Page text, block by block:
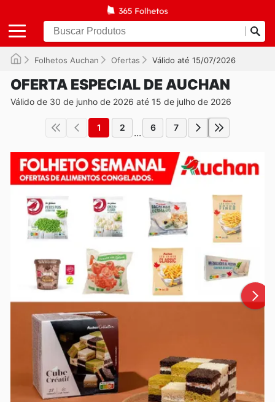
Folhetos Auchan Ofertas Válido até 15/07/2026
OFERTA ESPECIAL DE AUCHAN
Válido de 30 de junho de 2026 até 15 de julho de 2026
1 2 ... 6 7